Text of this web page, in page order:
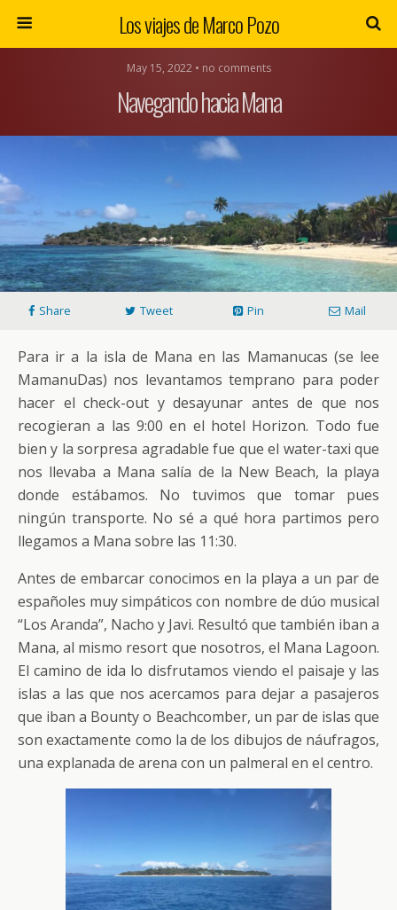
Los viajes de Marco Pozo
May 15, 2022 • no comments
Navegando hacia Mana
Share Tweet Pin Mail
Para ir a la isla de Mana en las Mamanucas (se lee
MamanuDas) nos levantamos temprano para poder
hacer el check-out y desayunar antes de que nos
recogieran a las 9:00 en el hotel Horizon. Todo fue
bien y la sorpresa agradable fue que el water-taxi que
nos llevaba a Mana salía de la New Beach, la playa
donde estábamos. No tuvimos que tomar pues
ningún transporte. No sé a qué hora partimos pero
llegamos a Mana sobre las 11:30.
Antes de embarcar conocimos en la playa a un par de
españoles muy simpáticos con nombre de dúo musical
“Los Aranda”, Nacho y Javi. Resultó que también iban a
Mana, al mismo resort que nosotros, el Mana Lagoon.
El camino de ida lo disfrutamos viendo el paisaje y las
islas a las que nos acercamos para dejar a pasajeros
que iban a Bounty o Beachcomber, un par de islas que
son exactamente como la de los dibujos de náufragos,
una explanada de arena con un palmeral en el centro.